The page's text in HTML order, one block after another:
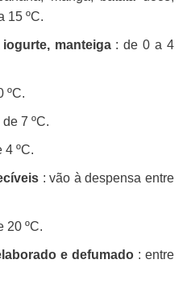
15 ºC.
manteiga: de 0 a 4
ºC.
7 ºC.
4 ºC.
: vão à despensa entre
20 ºC.
e defumado : entre